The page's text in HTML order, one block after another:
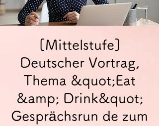
[Mittelstufe]
Deutscher Vortrag,
Thema &quot;Eat
&amp; Drink&quot;
Gesprächsrun de zum